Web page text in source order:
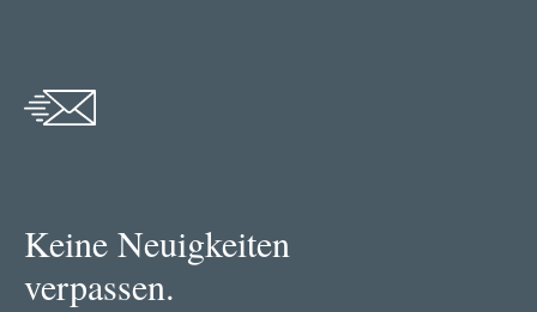
Keine Neuigkeiten
verpassen.